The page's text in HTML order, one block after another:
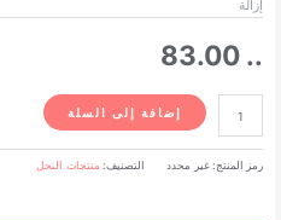
إزالة
83.00 ..
بي
بولين
إضافة إلى السلة
رمز المنتج:غير محدد التصنيف: منتجات النحل